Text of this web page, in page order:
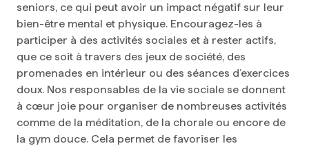
seniors, ce qui peut avoir un impact négatif sur leur
bien-être mental et physique. Encouragez-les à
participer à des activités sociales et à rester actifs,
que ce soit à travers des jeux de société, des
promenades en intérieur ou des séances d’exercices
doux. Nos responsables de la vie sociale se donnent
à cœur joie pour organiser de nombreuses activités
comme de la méditation, de la chorale ou encore de
la gym douce. Cela permet de favoriser les